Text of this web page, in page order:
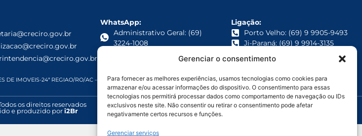
Gerenciar o consentimento
Para fornecer as melhores experiências, usamos tecnologias como cookies para
armazenar e/ou acessar informações do dispositivo. O consentimento para essas
tecnologias nos permitirá processar dados como comportamento de navegação ou IDs
exclusivos neste site. Não consentir ou retirar o consentimento pode afetar
negativamente certos recursos e funções.
Gerenciar serviços
WhatsApp:
Administrativo Geral: (69)
3224-1008
Fiscalização: (69) 9 9971-4468
Ligação:
Porto Velho: (69) 9 9905-9493
Ji-Paraná: (69) 9 9914-3135
Vilhena: (69) 9 9950-7654
DE IMOVEIS-24ª REGIAO/RO/AC – CNPJ: 05.968.813/0001-93
os direitos reservados
e produzido pori2Br